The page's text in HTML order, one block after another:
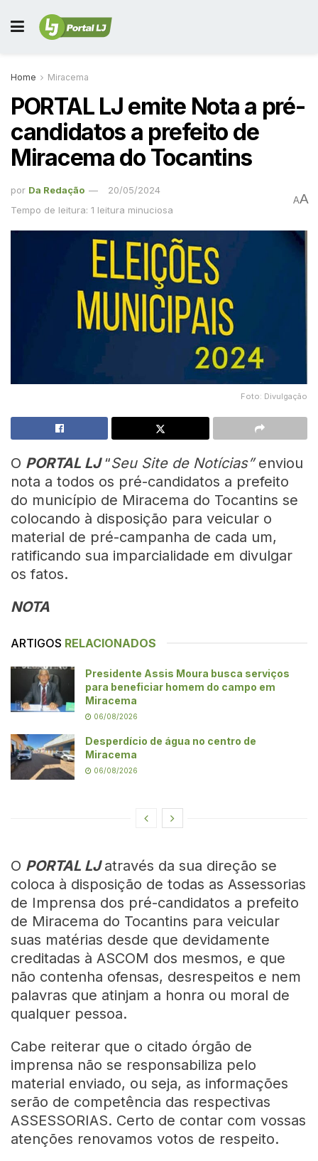
Home Miracema
PORTAL LJ emite Nota a pré-
candidatos a prefeito de
Miracema do Tocantins
por Da Redação
20/05/2024
Tempo de leitura: 1 leitura minuciosa
AA
Foto: Divulgação
O PORTAL LJ“Seu Site de Notícias”enviou
nota a todos os pré-candidatos a prefeito
do município de Miracema do Tocantins se
colocando à disposição para veicular o
material de pré-campanha de cada um,
ratificando sua imparcialidade em divulgar
os fatos.
NOTA
ARTIGOS RELACIONADOS
Presidente Assis Moura busca serviços
para beneficiar homem do campo em
Miracema
06/08/2026
Desperdício de água no centro de
Miracema
06/08/2026
O PORTAL LJatravés da sua direção se
coloca à disposição de todas as Assessorias
de Imprensa dos pré-candidatos a prefeito
de Miracema do Tocantins para veicular
suas matérias desde que devidamente
creditadas à ASCOM dos mesmos, e que
não contenha ofensas, desrespeitos e nem
palavras que atinjam a honra ou moral de
qualquer pessoa.
Cabe reiterar que o citado órgão de
imprensa não se responsabiliza pelo
material enviado, ou seja, as informações
serão de competência das respectivas
ASSESSORIAS. Certo de contar com vossas
atenções renovamos votos de respeito.